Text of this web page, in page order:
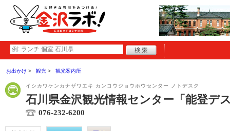
お出かけ 観光 観光案内所
イシカワケンカナザワエキ カンコウジョウホウセンター ノトデスク
石川県金沢観光情報センター「能登デ
076-232-6200